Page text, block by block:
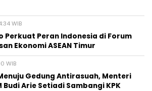
WIB
Perkuat Peran Indonesia di Forum
Ekonomi ASEAN Timur
WIB
Gedung Antirasuah, Menteri
Budi Arie Setiadi Sambangi KPK